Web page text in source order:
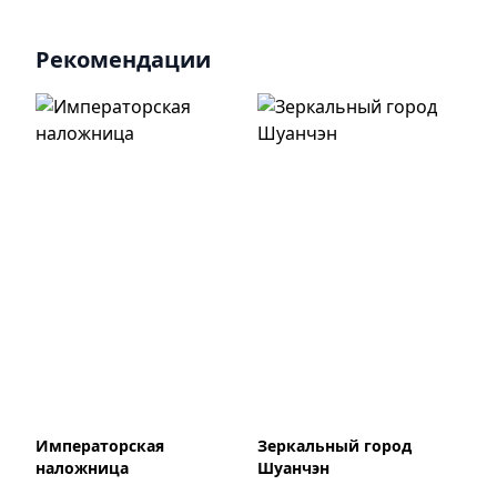
Рекомендации
Императорская
наложница
Зеркальный город
Шуанчэн